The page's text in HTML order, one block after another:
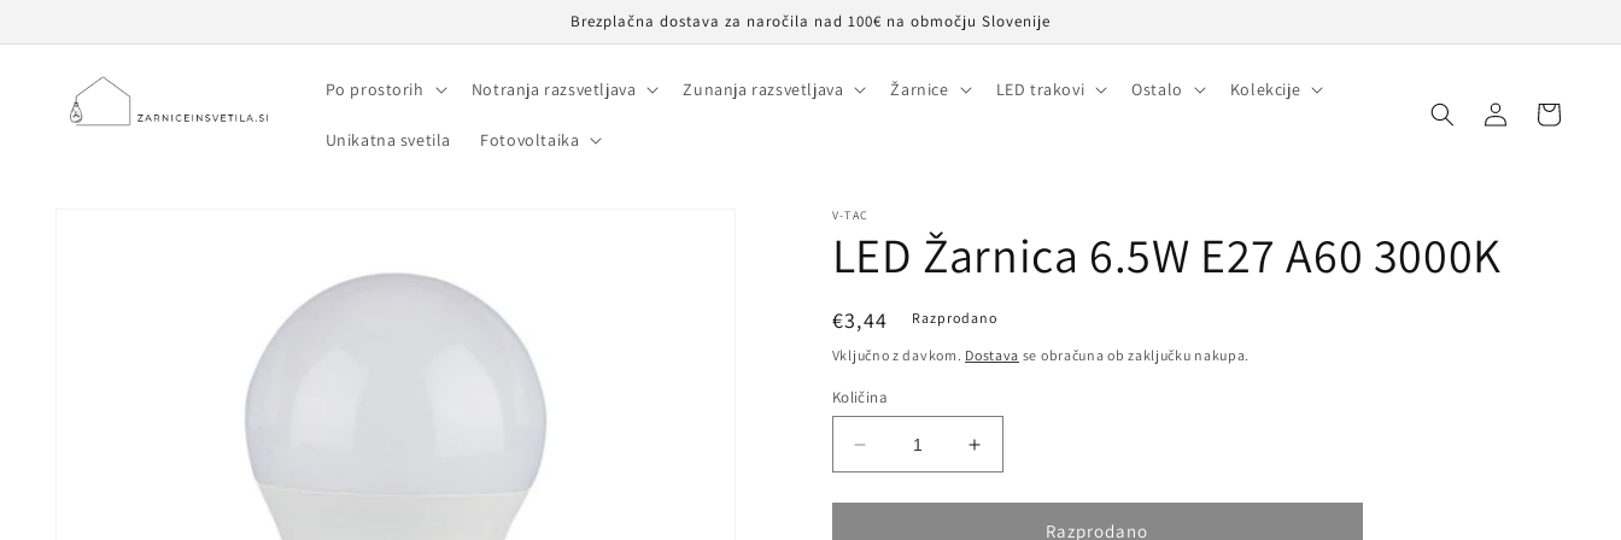
vsebino
Brezplačna dostava za naročila nad 100€ na območju Slovenije
Po prostorih Notranja razsvetljava Zunanja razsvetljava Žarnice LED trakovi Ostalo Kolekcije
Unikatna svetila Fotovoltaika
Prijava Košarica
V-TAC
LED Žarnica 6.5W E27 A60 3000K
Redna
cena
€3,44 Razprodano
Vključno z davkom. Dostava se obračuna ob zaključku nakupa.
Količina
Pomanjšaš
količino
za
Povečaj
količino
za
Razprodano